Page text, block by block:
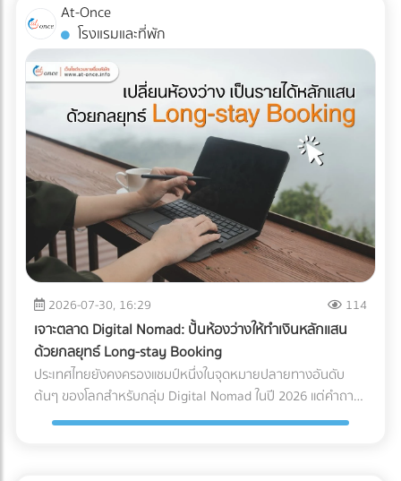
มิลลิเมตรเดียวส่งผลโดยตรงต่อการวินิจฉัยโรคและชีวิตของผู้
ป่วย หากเกิดความเสียหายระหว่างขนส่ง นอกจากประกันสินค้า
อาจขาดแล้ว ความน่าเชื่อถือขององค์กรก็จะลดลงทันที บทความ
นี้จะพาคุณไปเจาะลึกความเสี่ยง และมาตรฐาน Logistics ที่ธุรกิจ
เครื่องมือแพทย์ต้องรู้ในปี 2026 ครับ 3 ความเสี่ยงแฝงที่เครื่อง
มือแพทย์ต้องเผชิญระหว่างขนส่ง การใช้รถบรรทุกธรรมดาเพื่อ
ขนส่งอุปกรณ์ที่เปราะบาง ถือเป็นการรับความเสี่ยงที่ได้ไม่คุ้มเสีย
นี่คือ 3 ปัญหาหลักที่มักทำให้อุปกรณ์พังจากภายใน: แรงสั่น
สะเทือน (Vibration & Micro-shocks): เลนส์ เลเซอร์ และ
เซนเซอร์ภายในอุปกรณ์มีความเปราะบางสูงมาก แรงสั่นสะเทือน
จากพื้นถนนที่ไม่ราบเรียบสม่ำเสมอ สามารถทำให้แผงวงจรหลวม
หรือระบบเซนเซอร์รวนได้โดยที่ภายนอกยังดูปกติสมบูรณ์ การ
เปลี่ยนแปลงอุณหภูมิและความชื้น (Temperature & Humidity
Excursions): อุปกรณ์อิเล็กทรอนิกส์ทางการแพทย์หลายชนิดมี
ข้อกำหนดเรื่องอุณหภูมิที่ชัดเจน การอยู่ในตู้ขนส่งที่ร้อนอบอ้า
วนานๆ หรือเจอความชื้นสูง อาจทำให้เกิดสนิม คราบตะกรัน หรือ
ไฟฟ้าลัดวงจรเมื่อเปิดใช้งาน การเอียงและการกระแทก (Tilt &
Drop): เครื่องมือขนาดใหญ่บางชนิดถูกระบุไว้ในคู่มือวิศวกรรม
เลยว่า "ห้ามเอียงเกินกี่องศา" การใช้พนักงานยกของ (Porter)
ทั่วไปที่ไม่มีความเชี่ยวชาญ อาจทำให้สารทำความเย็นรั่วไหล หรือ
At-Once
โรงแรมและที่พัก
2026-07-30, 16:29 114
เจาะตลาด Digital Nomad: ปั้นห้องว่างให้ทำเงินหลักแสน
ด้วยกลยุทธ์ Long-stay Booking
ประเทศไทยยังคงครองแชมป์หนึ่งในจุดหมายปลายทางอันดับ
ต้นๆ ของโลกสำหรับกลุ่ม Digital Nomad ในปี 2026 แต่คำถาม
ที่น่าสนใจคือ... ทำไมรายได้มหาศาลจากคนกลุ่มนี้ ถึงไปตกอยู่กับ